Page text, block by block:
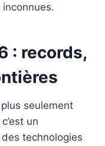
: records,
plus seulement
un
technologies